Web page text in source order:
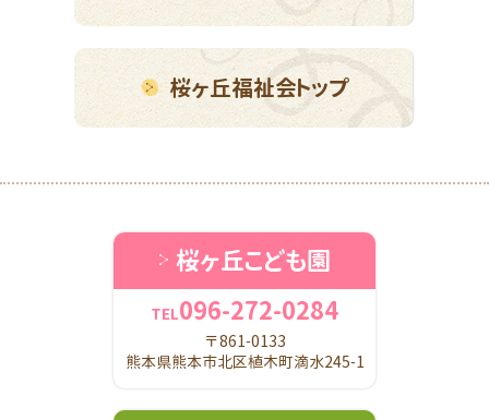
桜ヶ丘福祉会トップ
桜ヶ丘こども園
TEL096-272-0284
〒861-0133
熊本県熊本市北区植木町滴水245-1